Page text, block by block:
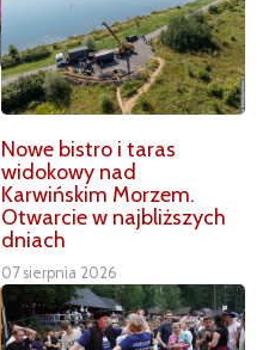
Nowe bistro i taras
widokowy nad
Karwińskim Morzem.
Otwarcie w najbliższych
dniach
07 sierpnia 2026